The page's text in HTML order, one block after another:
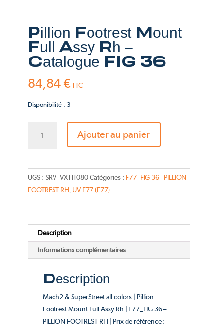
Pillion Footrest Mount
Full Assy Rh –
Catalogue FIG 36
84,84€ TTC
Disponibilité : 3
Mount
Full
-
Catalogue
Ajouter au panier
UGS : SRV_VX111080 Catégories : F77_FIG 36 - PILLION
FOOTREST RH, UV F77 (F77)
Description
Informations complémentaires
Description
Mach2 & SuperStreet all colors | Pillion
Footrest Mount Full Assy Rh | F77_FIG 36 –
PILLION FOOTREST RH | Prix de référence :